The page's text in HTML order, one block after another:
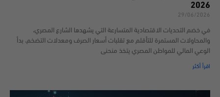
2026
29/06/2026
في خضم التحديات الاقتصادية المتسارعة التي يشهدها الشارع المصري،
والمحاولات المستمرة للتأقلم مع تقلبات أسعار الصرف ومعدلات التضخم، بدأ
الوعي المالي للمواطن المصري يتخذ منحنى
اقرأ أكثر